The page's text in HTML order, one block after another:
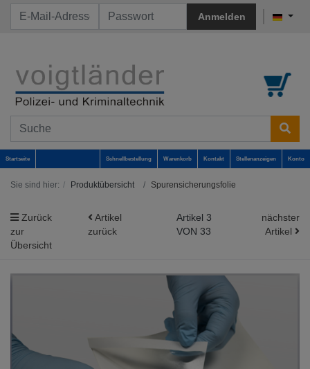
Anmelden
Startseite Schnellbestellung Warenkorb Kontakt Stellenanzeigen Konto
Sie sind hier: Produktübersicht Spurensicherungsfolie
Zurück
zur
Übersicht
Artikel
zurück
Artikel 3
VON 33
nächster
Artikel